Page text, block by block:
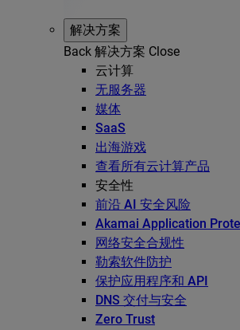
解决方案
Back 解决方案 Close
云计算
无服务器
媒体
SaaS
出海游戏
查看所有云计算产品
安全性
前沿 AI 安全风险
Akamai Application
网络安全合规性
勒索软件防护
保护应用程序和 API
DNS 交付与安全
Zero Trust